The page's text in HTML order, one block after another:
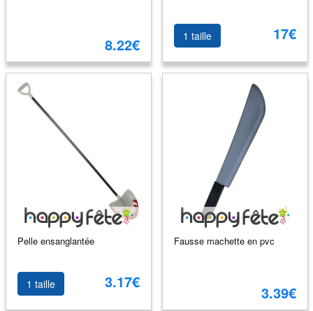
8.22€ 1 taille 17€
Pelle ensanglantée
1 taille 3.17€
Fausse machette en pvc
3.39€